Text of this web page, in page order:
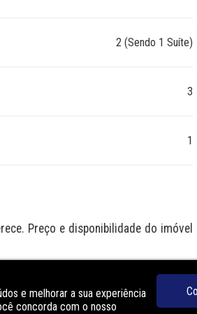
2 (Sendo 1 Suíte)
3
1
Preço e disponibilidade do imóvel
e melhorar a sua experiência
concorda com o nosso